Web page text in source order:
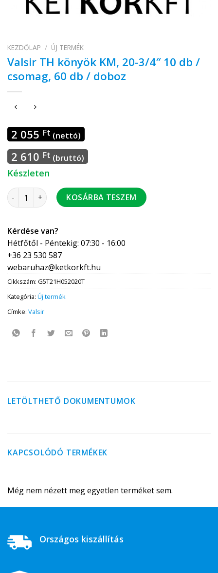
KEZDŐLAP / ÚJ TERMÉK
Valsir TH könyök KM, 20-3/4″ 10 db /
csomag, 60 db / doboz
2 055 Ft (nettó)
2 610 Ft (bruttó)
Készleten
Valsir TH könyök KM, 20-3/4" 10 db / csomag, 60 db / doboz
KOSÁRBA TESZEM
Kérdése van?
Hétfőtől - Péntekig: 07:30 - 16:00
+36 23 530 587
webaruhaz@ketkorkft.hu
Cikkszám: G5T21H052020T
Kategória: Új termék
Címke: Valsir
LETÖLTHETŐ DOKUMENTUMOK
KAPCSOLÓDÓ TERMÉKEK
Még nem nézett meg egyetlen terméket sem.
Országos kiszállítás